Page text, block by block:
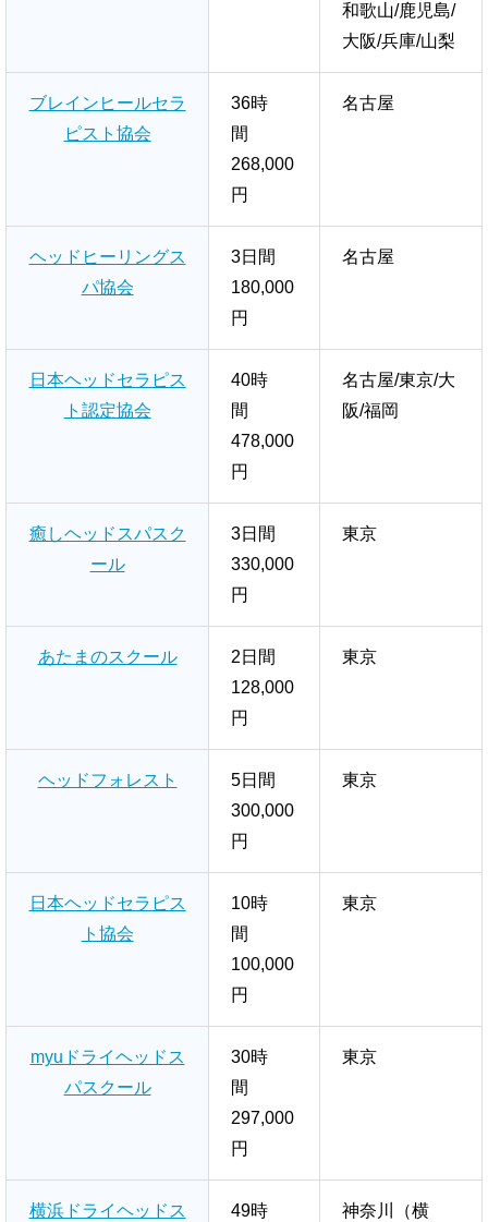
和歌山/鹿児島/
大阪/兵庫/山梨
ブレインヒールセラ
ピスト協会
36時
間
268,000
円
名古屋
ヘッドヒーリングス
パ協会
3日間
180,000
円
名古屋
日本ヘッドセラピス
ト認定協会
40時
間
478,000
円
名古屋/東京/大
阪/福岡
癒しヘッドスパスク
ール
3日間
330,000
円
東京
あたまのスクール
2日間
128,000
円
東京
ヘッドフォレスト
5日間
300,000
円
東京
日本ヘッドセラピス
ト協会
10時
間
100,000
円
東京
myuドライヘッドス
パスクール
30時
間
297,000
円
東京
横浜ドライヘッドス
49時
神奈川（横